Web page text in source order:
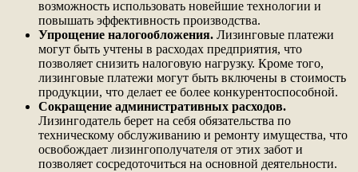
возможность использовать новейшие технологии и
повышать эффективность производства.
Упрощение налогообложения. Лизинговые платежи
могут быть учтены в расходах предприятия, что
позволяет снизить налоговую нагрузку. Кроме того,
лизинговые платежи могут быть включены в стоимость
продукции, что делает ее более конкурентоспособной.
Сокращение административных расходов.
Лизингодатель берет на себя обязательства по
техническому обслуживанию и ремонту имущества, что
освобождает лизингополучателя от этих забот и
позволяет сосредоточиться на основной деятельности.